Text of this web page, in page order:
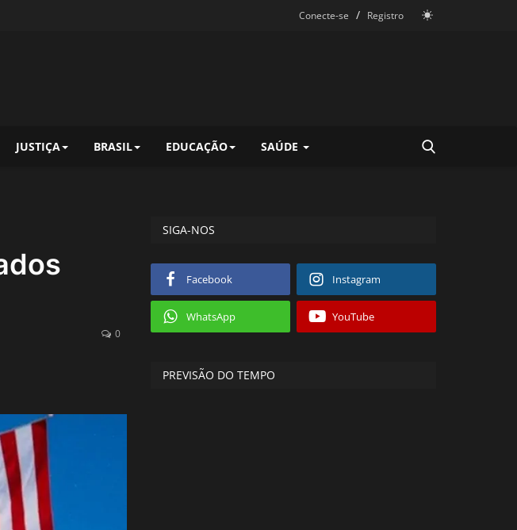
Conecte-se / Registro
JUSTIÇA BRASIL EDUCAÇÃO SAÚDE
0
SIGA-NOS
Facebook Instagram
WhatsApp YouTube
PREVISÃO DO TEMPO